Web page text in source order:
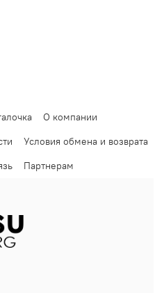
О компании
Условия обмена и возврата
Партнерам